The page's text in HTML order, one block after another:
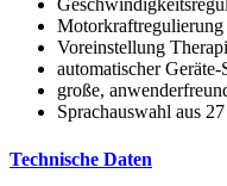
Voreinstellung
automatischer Geräte-
große,
Sprachauswahl aus
Technische Daten